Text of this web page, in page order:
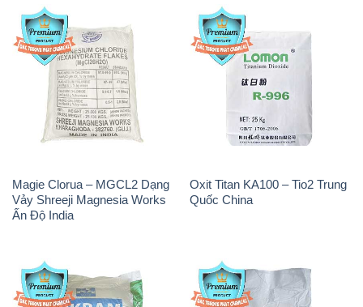
Magie Clorua – MGCL2 Dạng
Vảy Shreeji Magnesia Works
Ấn Độ India
Oxit Titan KA100 – Tio2 Trung
Quốc China